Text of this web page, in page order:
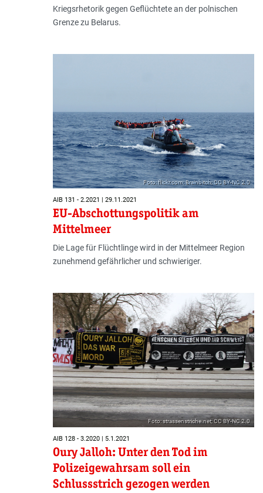
Kriegsrhetorik gegen Geflüchtete an der polnischen
Grenze zu Belarus.
Foto: flickr.com; Brainbitch; CC BY-NC 2.0
AIB 131 - 2.2021 | 29.11.2021
EU-Abschottungspolitik am
Mittelmeer
Die Lage für Flüchtlinge wird in der Mittelmeer Region
zunehmend gefährlicher und schwieriger.
Foto: strassenstriche.net; CC BY-NC 2.0
AIB 128 - 3.2020 | 5.1.2021
Oury Jalloh: Unter den Tod im
Polizeigewahrsam soll ein
Schlussstrich gezogen werden